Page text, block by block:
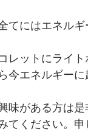
てにはエネルギ
レットにライ
ら今エネルギー
味がある方は
てください。